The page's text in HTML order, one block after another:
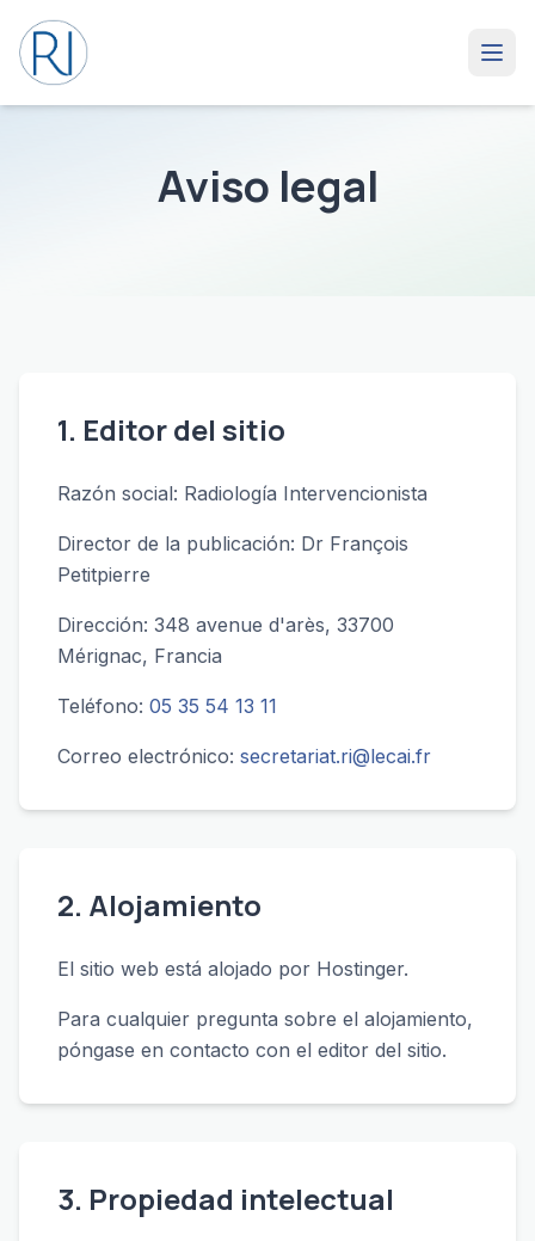
Aviso legal
1. Editor del sitio
Razón social: Radiología Intervencionista
Director de la publicación: Dr François
Petitpierre
Dirección: 348 avenue d'arès, 33700
Mérignac, Francia
Teléfono: 05 35 54 13 11
Correo electrónico: secretariat.ri@lecai.fr
2. Alojamiento
El sitio web está alojado por Hostinger.
Para cualquier pregunta sobre el alojamiento,
póngase en contacto con el editor del sitio.
3. Propiedad intelectual